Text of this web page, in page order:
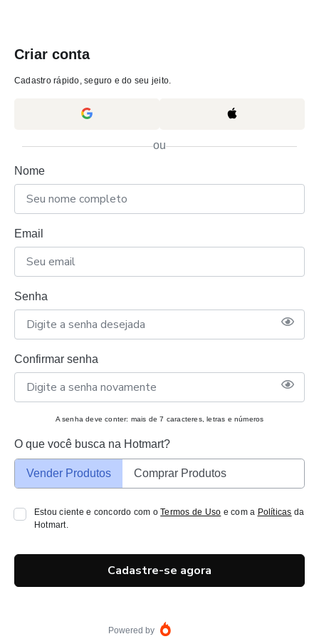
Criar conta
Cadastro rápido, seguro e do seu jeito.
ou
Nome
Email
Senha
Confirmar senha
A senha deve conter: mais de 7 caracteres, letras e números
O que você busca na Hotmart?
Vender Produtos Comprar Produtos
Estou ciente e concordo com oTermos de Uso e com a Políticas da
Hotmart.
Cadastre-se agora
Powered by